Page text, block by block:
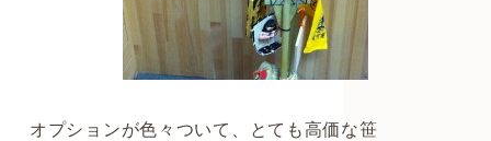
オプションが色々ついて、とても高価な笹